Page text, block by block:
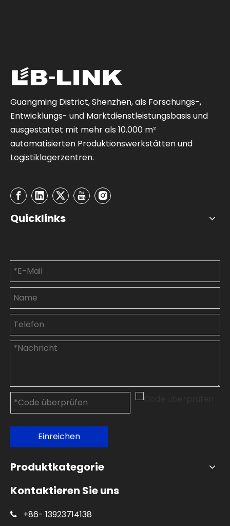
Guangming District, Shenzhen, als Forschungs-,
Entwicklungs- und Marktdienstleistungsbasis und
ausgestattet mit mehr als 10.000 m²
automatisierten Produktionswerkstätten und
Logistiklagerzentren.
Quicklinks
Einreichen
Produktkategorie
Kontaktieren Sie uns
 +86- 13923714138